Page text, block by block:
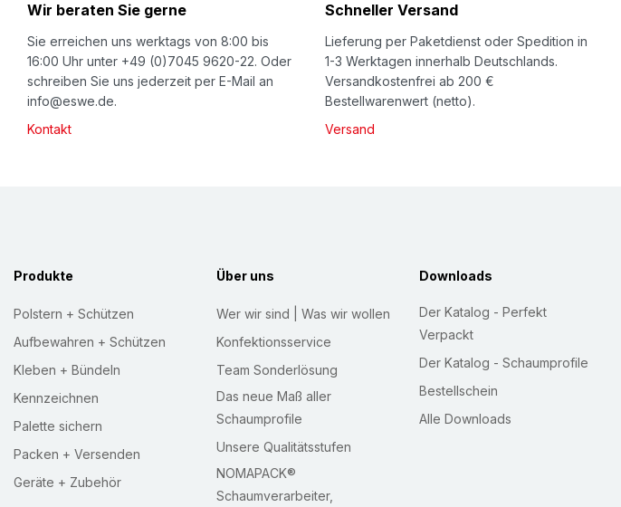
e
w
s
Wir beraten Sie gerne
Sie erreichen uns werktags von 8:00 bis
16:00 Uhr unter +49 (0)7045 9620-22. Oder
schreiben Sie uns jederzeit per E-Mail an
info@eswe.de.
Kontakt
Schneller Versand
Lieferung per Paketdienst oder Spedition in
1-3 Werktagen innerhalb Deutschlands.
Versandkostenfrei ab 200 €
Bestellwarenwert (netto).
Versand
Produkte
Polstern + Schützen
Aufbewahren + Schützen
Kleben + Bündeln
Kennzeichnen
Palette sichern
Packen + Versenden
Geräte + Zubehör
Über uns
Wer wir sind | Was wir wollen
Konfektionsservice
Team Sonderlösung
Das neue Maß aller
Schaumprofile
Unsere Qualitätsstufen
NOMAPACK®
Schaumverarbeiter,
Downloads
Der Katalog - Perfekt
Verpackt
Der Katalog - Schaumprofile
Bestellschein
Alle Downloads